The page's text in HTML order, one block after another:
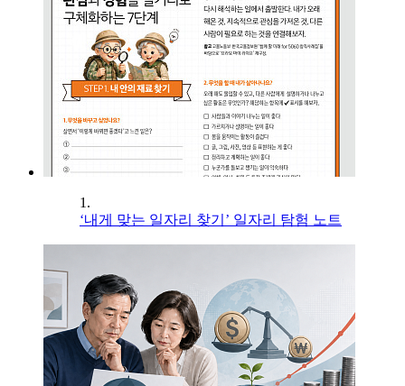
1.
‘내게 맞는 일자리 찾기’ 일자리 탐험 노트